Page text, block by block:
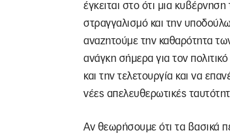
έγκειται στο ότι μια
στραγγαλισμό και την
αναζητούμε την καθαρότητα
ανάγκη σήμερα για τον
και την τελετουργία και να
νέες απελευθερωτικές
Αν θεωρήσουμε ότι τα βασικά